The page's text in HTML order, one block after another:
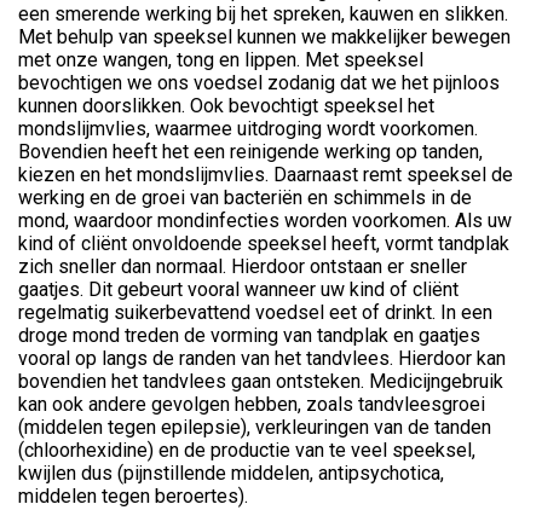
een smerende werking bij het spreken, kauwen en slikken.
Met behulp van speeksel kunnen we makkelijker bewegen
met onze wangen, tong en lippen. Met speeksel
bevochtigen we ons voedsel zodanig dat we het pijnloos
kunnen doorslikken. Ook bevochtigt speeksel het
mondslijmvlies, waarmee uitdroging wordt voorkomen.
Bovendien heeft het een reinigende werking op tanden,
kiezen en het mondslijmvlies. Daarnaast remt speeksel de
werking en de groei van bacteriën en schimmels in de
mond, waardoor mondinfecties worden voorkomen. Als uw
kind of cliënt onvoldoende speeksel heeft, vormt tandplak
zich sneller dan normaal. Hierdoor ontstaan er sneller
gaatjes. Dit gebeurt vooral wanneer uw kind of cliënt
regelmatig suikerbevattend voedsel eet of drinkt. In een
droge mond treden de vorming van tandplak en gaatjes
vooral op langs de randen van het tandvlees. Hierdoor kan
bovendien het tandvlees gaan ontsteken. Medicijngebruik
kan ook andere gevolgen hebben, zoals tandvleesgroei
(middelen tegen epilepsie), verkleuringen van de tanden
(chloorhexidine) en de productie van te veel speeksel,
kwijlen dus (pijnstillende middelen, antipsychotica,
middelen tegen beroertes).